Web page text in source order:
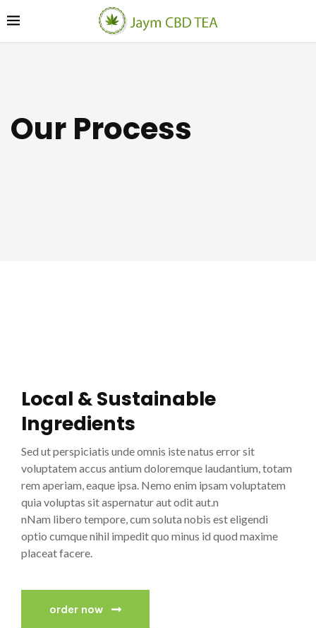
Our Process
Local & Sustainable
Ingredients
Sed ut perspiciatis unde omnis iste natus error sit
voluptatem accus antium doloremque laudantium, totam
rem aperiam, eaque ipsa. Nemo enim ipsam voluptatem
quia voluptas sit aspernatur aut odit aut.n
nNam libero tempore, cum soluta nobis est eligendi
optio cumque nihil impedit quo minus id quod maxime
placeat facere.
order now